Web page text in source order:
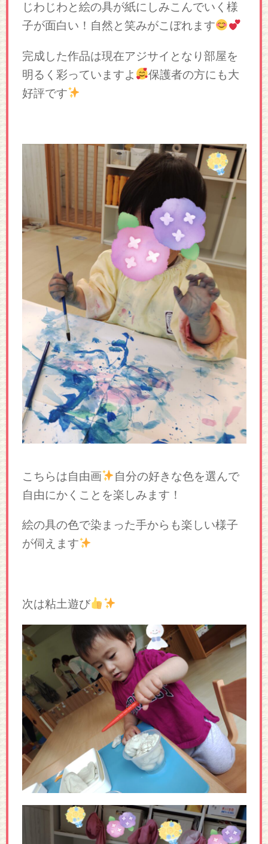
じわじわと絵の具が紙にしみこんでいく様
子が面白い！自然と笑みがこぼれます
完成した作品は現在アジサイとなり部屋を
明るく彩っていますよ
保護者の方にも大
好評です
こちらは自由画
自分の好きな色を選んで
自由にかくことを楽しみます！
絵の具の色で染まった手からも楽しい様子
が伺えます
次は粘土遊び